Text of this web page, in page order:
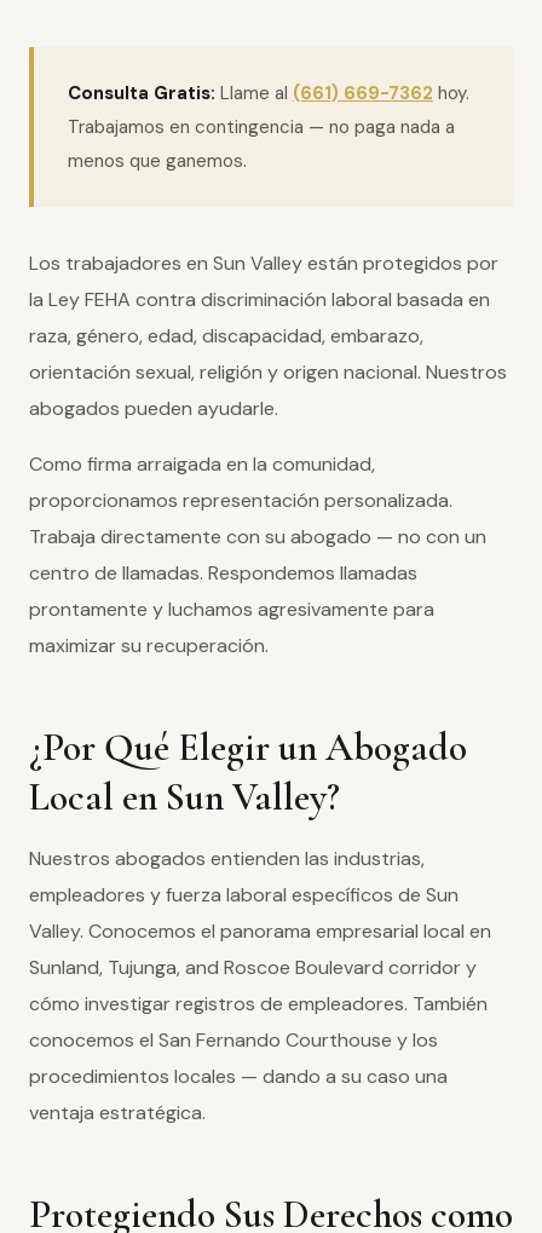
Consulta Gratis: Llame al (661) 669-7362 hoy.
Trabajamos en contingencia — no paga nada a
menos que ganemos.
Los trabajadores en Sun Valley están protegidos por
la Ley FEHA contra discriminación laboral basada en
raza, género, edad, discapacidad, embarazo,
orientación sexual, religión y origen nacional. Nuestros
abogados pueden ayudarle.
Como firma arraigada en la comunidad,
proporcionamos representación personalizada.
Trabaja directamente con su abogado — no con un
centro de llamadas. Respondemos llamadas
prontamente y luchamos agresivamente para
maximizar su recuperación.
¿Por Qué Elegir un Abogado
Local en Sun Valley?
Nuestros abogados entienden las industrias,
empleadores y fuerza laboral específicos de Sun
Valley. Conocemos el panorama empresarial local en
Sunland, Tujunga, and Roscoe Boulevard corridor y
cómo investigar registros de empleadores. También
conocemos el San Fernando Courthouse y los
procedimientos locales — dando a su caso una
ventaja estratégica.
Protegiendo Sus Derechos como